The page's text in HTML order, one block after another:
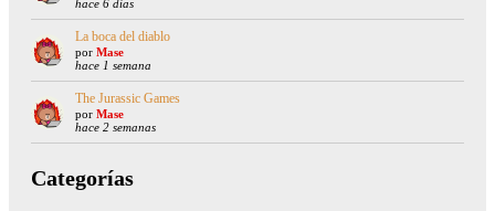
hace 6 días
La boca del diablo
por Mase
hace 1 semana
The Jurassic Games
por Mase
hace 2 semanas
Categorías